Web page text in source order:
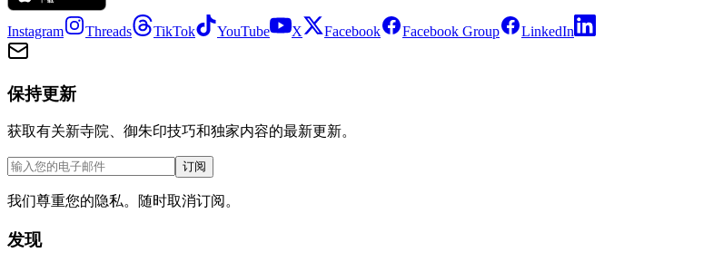
Instagram Threads TikTok YouTube X Facebook Facebook Group LinkedIn
保持更新
获取有关新寺院、御朱印技巧和独家内容的最新更新。
订阅
我们尊重您的隐私。随时取消订阅。
发现